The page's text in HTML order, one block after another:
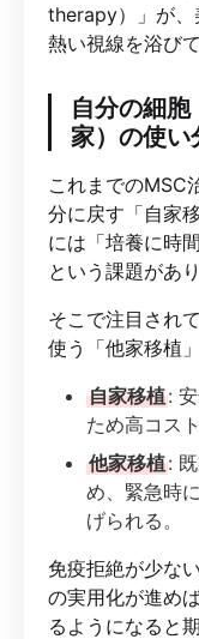
therapy）」が、
熱い視線を浴びて
自分の細
家）の使い
これまでのMSC
分に戻す「自家
には「培養に時
という課題があ
そこで注目され
使う「他家移植」
自家移植:
ため高コス
他家移植:
め、緊急時
げられる。
免疫拒絶が少な
の実用化が進め
るようになると